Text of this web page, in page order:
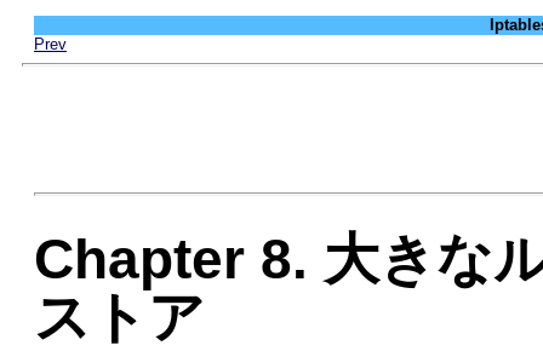
Prev
Chapter 8. 大きな
ストア